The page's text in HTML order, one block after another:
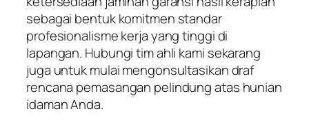
sebagai bentuk komitmen standar
profesionalisme kerja yang tinggi di
lapangan. Hubungi tim ahli kami sekarang
juga untuk mulai mengonsultasikan draf
rencana pemasangan pelindung atas hunian
idaman Anda.